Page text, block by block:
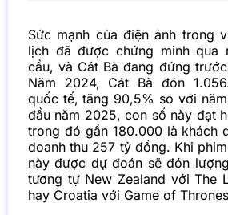
Sức mạnh của điện ảnh trong
lịch đã được chứng minh qua
cầu, và Cát Bà đang đứng
Năm 2024, Cát Bà đón
quốc tế, tăng 90,5% so với
đầu năm 2025, con số này đạt
trong đó gần 180.000 là khách
doanh thu 257 tỷ đồng. Khi
này được dự đoán sẽ đón
tương tự New Zealand với The
hay Croatia với Game of